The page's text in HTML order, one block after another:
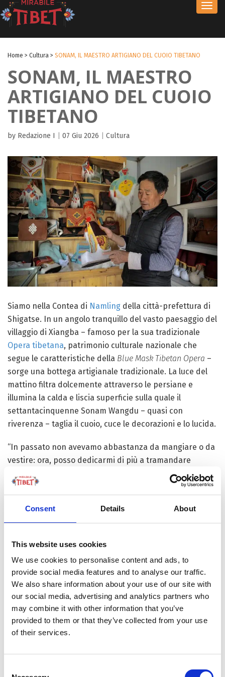
Consent Details About
This website uses cookies
We use cookies to personalise content and ads, to
provide social media features and to analyse our traffic.
We also share information about your use of our site with
our social media, advertising and analytics partners who
may combine it with other information that you’ve
provided to them or that they’ve collected from your use
of their services.
Home > Cultura > SONAM, IL MAESTRO ARTIGIANO DEL CUOIO TIBETANO
SONAM, IL MAESTRO
ARTIGIANO DEL CUOIO
TIBETANO
by Redazione I 07 Giu 2026 Cultura
Siamo nella Contea di Namling della città-prefettura di
Shigatse. In un angolo tranquillo del vasto paesaggio del
villaggio di Xiangba – famoso per la sua tradizionale
Opera tibetana, patrimonio culturale nazionale che
segue le caratteristiche della Blue Mask Tibetan Opera –
sorge una bottega artigianale tradizionale. La luce del
mattino filtra dolcemente attraverso le persiane e
illumina la calda e liscia superficie sulla quale il
settantacinquenne Sonam Wangdu – quasi con
riverenza – taglia il cuoio, cuce le decorazioni e lo lucida.
“In passato non avevamo abbastanza da mangiare o da
vestire: ora, posso dedicarmi di più a tramandare
questa Arte”. Infatti, tutti e tre i figli hanno imparato a
lavorare il cuoio e anche i nipoti si stanno avvicinandosi
patrimonio culturale immateriale, sia a portare una
nuova prosperità agli abitanti del villaggio. Già – perché
un’impresa: laXiangshui Ethnic Leather Crafts Company,
Inc . Che si attiene alle tecniche puramente artigianali,
preservando così le radici culturali.
Degli oltre 30 dipendenti (uno dei quali nella foto), molti
non avevano competenze artigianali né opportunità di
difficoltà economiche che rendevano la loro vita difficile.